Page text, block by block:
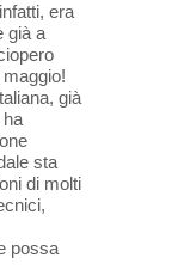
era
già a
già
ha
sta
di molti
possa